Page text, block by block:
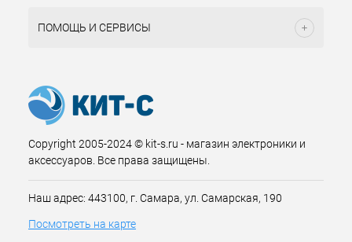
ПОМОЩЬ И СЕРВИСЫ
Copyright 2005-2024 © kit-s.ru - магазин электроники и
аксессуаров. Все права защищены.
Наш адрес: 443100, г. Самара, ул. Самарская, 190
Посмотреть на карте